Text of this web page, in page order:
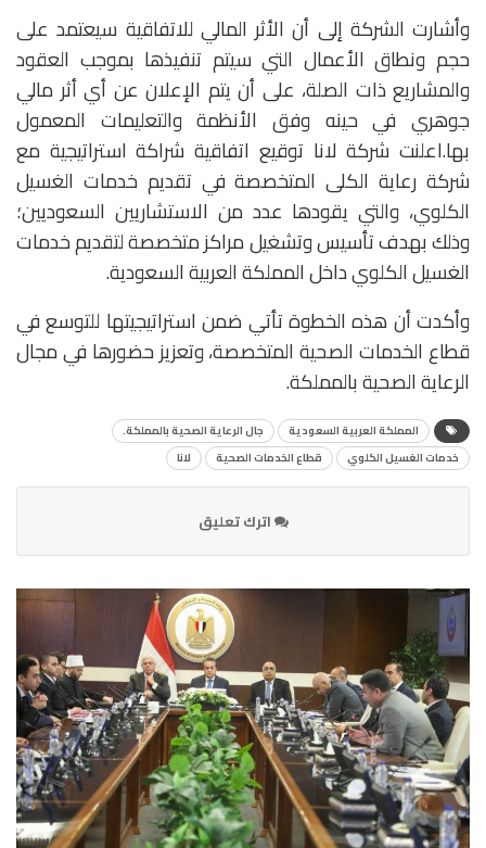
وأشارت الشركة إلى أن الأثر المالي للاتفاقية سيعتمد على
حجم ونطاق الأعمال التي سيتم تنفيذها بموجب العقود
والمشاريع ذات الصلة، على أن يتم الإعلان عن أي أثر مالي
جوهري في حينه وفق الأنظمة والتعليمات المعمول
بها.اعلنت شركة لانا توقيع اتفاقية شراكة استراتيجية مع
شركة رعاية الكلى المتخصصة في تقديم خدمات الغسيل
الكلوي، والتي يقودها عدد من الاستشاريين السعوديين؛
وذلك بهدف تأسيس وتشغيل مراكز متخصصة لتقديم خدمات
الغسيل الكلوي داخل المملكة العربية السعودية.
وأكدت أن هذه الخطوة تأتي ضمن استراتيجيتها للتوسع في
قطاع الخدمات الصحية المتخصصة، وتعزيز حضورها في مجال
الرعاية الصحية بالمملكة.
المملكة العربية السعودية
جال الرعاية الصحية بالمملكة.
خدمات الغسيل الكلوي
قطاع الخدمات الصحية لانا
اترك تعليق